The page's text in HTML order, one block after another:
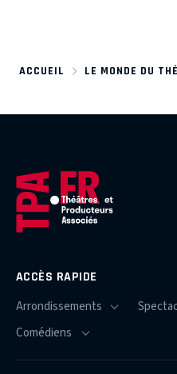
ACCUEIL LE MONDE DU
ACCÈS RAPIDE